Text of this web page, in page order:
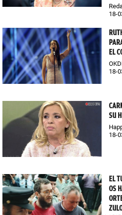
18-
EL
18-
SU
18-
EL
OS